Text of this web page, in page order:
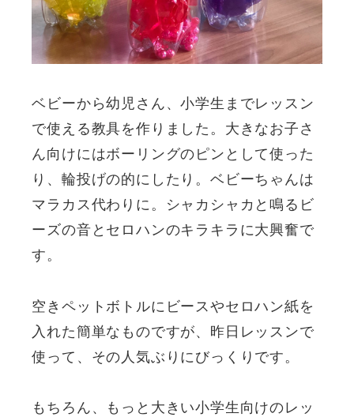
ベビーから幼児さん、小学生までレッスン
で使える教具を作りました。大きなお子さ
ん向けにはボーリングのピンとして使った
り、輪投げの的にしたり。ベビーちゃんは
マラカス代わりに。シャカシャカと鳴るビ
ーズの音とセロハンのキラキラに大興奮で
す。
空きペットボトルにビースやセロハン紙を
入れた簡単なものですが、昨日レッスンで
使って、その人気ぶりにびっくりです。
もちろん、もっと大きい小学生向けのレッ